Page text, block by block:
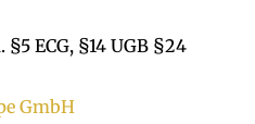
ECG, §14 UGB §24
GmbH